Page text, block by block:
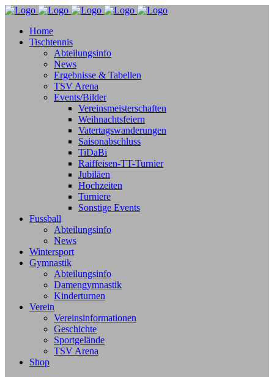
Home
Tischtennis
Abteilungsinfo
News
Ergebnisse & Tabellen
TSV Arena
Events/Bilder
Vereinsmeisterschaften
Weihnachtsfeiern
Vatertagswanderungen
Saisonabschluss
TiDaBi
Raiffeisen-TT-Turnier
Jubiläen
Hochzeiten
Turniere
Sonstige Events
Fussball
Abteilungsinfo
News
Wintersport
Gymnastik
Abteilungsinfo
Damengymnastik
Kinderturnen
Verein
Vereinsinformationen
Geschichte
Sportgelände
TSV Arena
Shop